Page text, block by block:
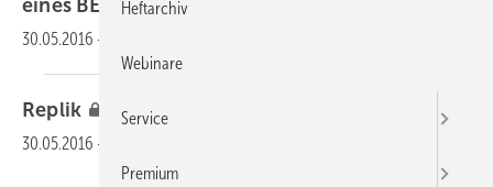
eines BEM“
30.05.2016 -
Replik
30.05.2016 -
Heftarchiv
Webinare
Service
Premium